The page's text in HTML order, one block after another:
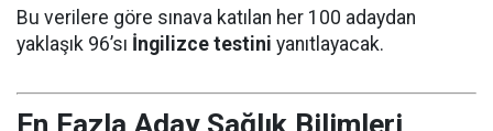
Bu verilere göre sınava katılan her 100 adaydan
yaklaşık 96’sı İngilizce testini yanıtlayacak.
En Fazla Aday Sağlık Bilimleri